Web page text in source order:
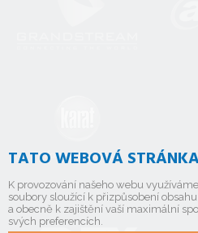
TATO WEBOVÁ
K provozování našeho webu
soubory sloužící k přizpůsobení
a obecně k zajištění vaší maximální
svých preferencích.